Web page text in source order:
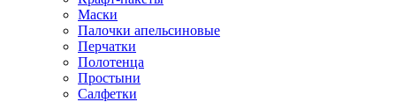
Маски
Палочки апельсиновые
Перчатки
Полотенца
Простыни
Салфетки